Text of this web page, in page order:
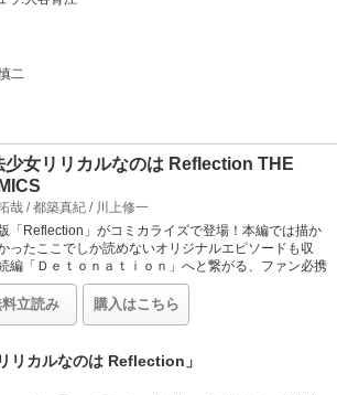
二
少女リリカルなのは Reflection THE
哉 /都築真紀 / 川上修一
「Reflection」がコミカライズで登場！本編では描か
ったここでしか読めないオリジナルエピソードも収
編「Ｄｅｔｏｎａｔｉｏｎ」へと繋がる、ファン必携
ックスです！
立読み 購入はこちら
リカルなのは Reflection」